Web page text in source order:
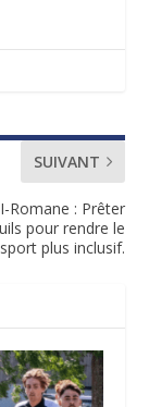
SUIVANT
Romane : Prêter
pour rendre le
sport plus inclusif.